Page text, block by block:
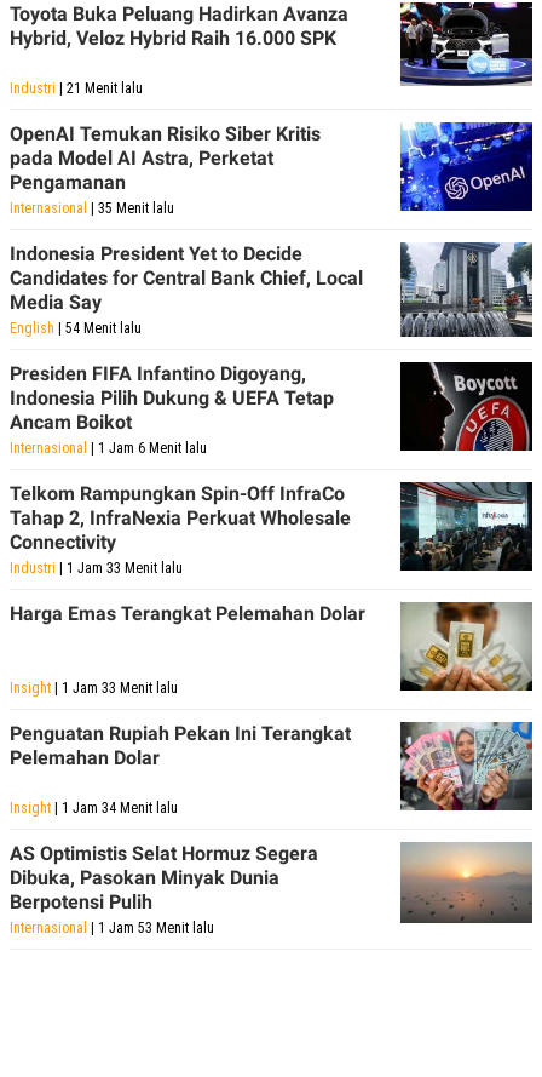
D
L
N
A
N
A
N
T
A
K
K
N
J
A
E
M
E
N
E
A
P
E
R
A
V
E
R
T
I
I
N
G
K
G
E
.
D
SITEMAP
USE
PEDOMAN
PEMBERITAAN
SIBER
Toyota Buka Peluang Hadirkan Avanza
Hybrid, Veloz Hybrid Raih 16.000 SPK
Industri | 21 Menit lalu
OpenAI Temukan Risiko Siber Kritis
pada Model AI Astra, Perketat
Pengamanan
Internasional | 35 Menit lalu
Indonesia President Yet to Decide
Candidates for Central Bank Chief, Local
Media Say
English | 54 Menit lalu
Presiden FIFA Infantino Digoyang,
Indonesia Pilih Dukung & UEFA Tetap
Ancam Boikot
Internasional | 1 Jam 6 Menit lalu
Telkom Rampungkan Spin-Off InfraCo
Tahap 2, InfraNexia Perkuat Wholesale
Connectivity
Industri | 1 Jam 33 Menit lalu
Harga Emas Terangkat Pelemahan Dolar
Insight | 1 Jam 33 Menit lalu
Penguatan Rupiah Pekan Ini Terangkat
Pelemahan Dolar
Insight | 1 Jam 34 Menit lalu
AS Optimistis Selat Hormuz Segera
Dibuka, Pasokan Minyak Dunia
Berpotensi Pulih
Internasional | 1 Jam 53 Menit lalu